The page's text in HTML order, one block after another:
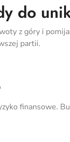
do
z góry i
partii.
finansowe.